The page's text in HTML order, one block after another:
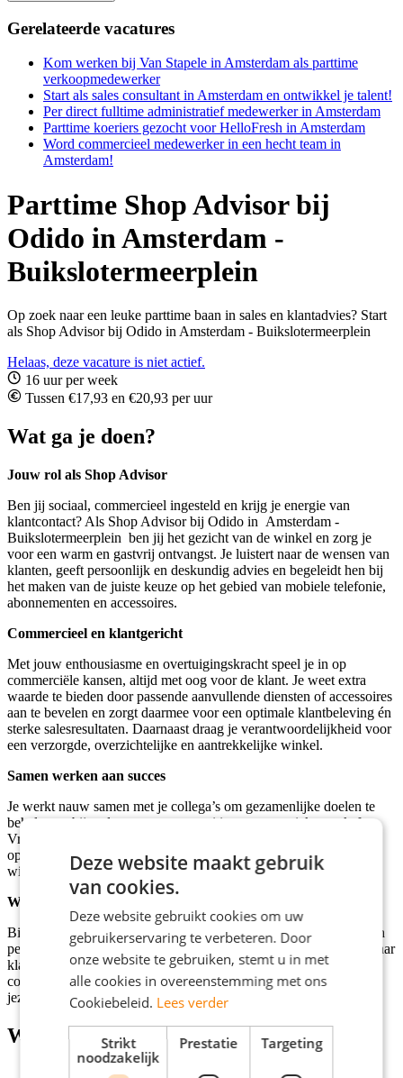
Gerelateerde vacatures
Kom werken bij Van Stapele in Amsterdam als parttime
verkoopmedewerker
Start als sales consultant in Amsterdam en ontwikkel je talent!
Per direct fulltime administratief medewerker in Amsterdam
Parttime koeriers gezocht voor HelloFresh in Amsterdam
Word commercieel medewerker in een hecht team in
Amsterdam!
Parttime Shop Advisor bij
Odido in Amsterdam -
Buikslotermeerplein
Op zoek naar een leuke parttime baan in sales en klantadvies? Start
als Shop Advisor bij Odido in Amsterdam - Buikslotermeerplein
Helaas, deze vacature is niet actief.
16 uur per week
Tussen €17,93 en €20,93 per uur
Wat ga je doen?
Jouw rol als Shop Advisor
Ben jij sociaal, commercieel ingesteld en krijg je energie van
klantcontact? Als Shop Advisor bij Odido in Amsterdam -
Buikslotermeerplein ben jij het gezicht van de winkel en zorg je
voor een warm en gastvrij ontvangst. Je luistert naar de wensen van
klanten, geeft persoonlijk en deskundig advies en begeleidt hen bij
het maken van de juiste keuze op het gebied van mobiele telefonie,
abonnementen en accessoires.
Commercieel en klantgericht
Met jouw enthousiasme en overtuigingskracht speel je in op
commerciële kansen, altijd met oog voor de klant. Je weet extra
waarde te bieden door passende aanvullende diensten of accessoires
aan te bevelen en zorgt daarmee voor een optimale klantbeleving én
sterke salesresultaten. Daarnaast draag je verantwoordelijkheid voor
een verzorgde, overzichtelijke en aantrekkelijke winkel.
Samen werken aan succes
Je werkt nauw samen met je collega’s om gezamenlijke doelen te
behalen en bij te dragen aan een positieve en energieke werksfeer.
Vragen en eventuele klachten handel je professioneel en
oplossingsgericht af, terwijl je actief meedenkt over hoe de
winkelervaring en resultaten verder verbeterd kunnen worden.
Werken bij Odido
Bij Odido kom je terecht in een hecht team waar samenwerking en
persoonlijke ontwikkeling centraal staan. Collega’s staan voor elkaar
klaar en successen worden samen gevierd. Dankzij trainingen,
coaching en doorgroeimogelijkheden krijg jij volop de kans om
jezelf verder te ontwikkelen binnen sales en retail.
Wat wij bieden
Parttime functie als Shop Advisor bij Odido in Amsterdam -
Deze website maakt gebruik
van cookies.
Deze website gebruikt cookies om uw
gebruikerservaring te verbeteren. Door
onze website te gebruiken, stemt u in met
alle cookies in overeenstemming met ons
Cookiebeleid. Lees verder
Strikt
noodzakelijk
Prestatie Targeting